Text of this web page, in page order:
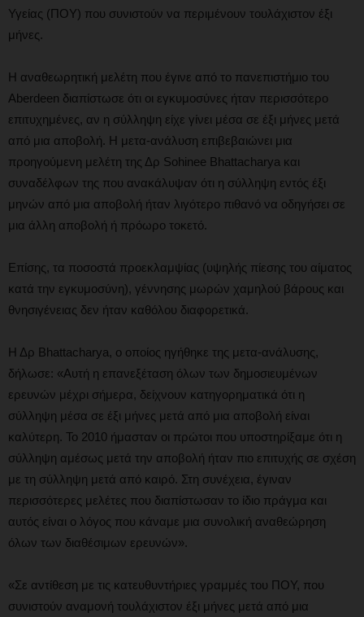
Υγείας (ΠΟΥ) που συνιστούν να περιμένουν τουλάχιστον έξι
μήνες.
Η αναθεωρητική μελέτη που έγινε από το πανεπιστήμιο του
Aberdeen διαπίστωσε ότι οι εγκυμοσύνες ήταν περισσότερο
επιτυχημένες, αν η σύλληψη είχε γίνει μέσα σε έξι μήνες μετά
από μια αποβολή. Η μετα-ανάλυση επιβεβαιώνει μια
προηγούμενη μελέτη της Δρ Sohinee Bhattacharya και
συναδέλφων της που ανακάλυψαν ότι η σύλληψη εντός έξι
μηνών από μια αποβολή ήταν λιγότερο πιθανό να οδηγήσει σε
μια άλλη αποβολή ή πρόωρο τοκετό.
Επίσης, τα ποσοστά προεκλαμψίας (υψηλής πίεσης του αίματος
κατά την εγκυμοσύνη), γέννησης μωρών χαμηλού βάρους και
θνησιγένειας δεν ήταν καθόλου διαφορετικά.
Η Δρ Bhattacharya, ο οποίος ηγήθηκε της μετα-ανάλυσης,
δήλωσε: «Αυτή η επανεξέταση όλων των δημοσιευμένων
ερευνών μέχρι σήμερα, δείχνουν κατηγορηματικά ότι η
σύλληψη μέσα σε έξι μήνες μετά από μια αποβολή είναι
καλύτερη. Το 2010 ήμασταν οι πρώτοι που υποστηρίξαμε ότι η
σύλληψη αμέσως μετά την αποβολή ήταν πιο επιτυχής σε σχέση
με τη σύλληψη μετά από καιρό. Στη συνέχεια, έγιναν
περισσότερες μελέτες που διαπίστωσαν το ίδιο πράγμα και
αυτός είναι ο λόγος που κάναμε μια συνολική αναθεώρηση
όλων των διαθέσιμων ερευνών».
«Σε αντίθεση με τις κατευθυντήριες γραμμές του ΠΟΥ, που
συνιστούν αναμονή τουλάχιστον έξι μήνες μετά από μια